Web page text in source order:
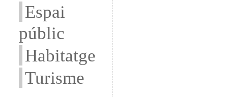
Espai
públic
Habitatge
Turisme